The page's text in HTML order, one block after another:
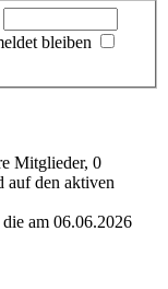
bleiben
Mitglieder, 0
auf den aktiven
am 06.06.2026